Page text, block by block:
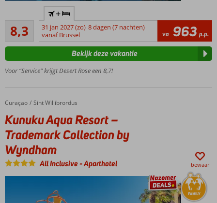
Grotendeels
gerenoveerd
in 2025!
Toplocatie
aan een
lagune
privéstrand
4 à-la-carte
Voor de
kids:
zwembad
met 6
glijbanen
8,3
Zeer goed
153
beoordelingen
+
31 jan 2027 (zo) 8 dagen (7 nachten)
vanaf Brussel
va 963 p.p.
Voor “Service” krijgt Desert Rose een 8,7!
Bekijk deze vakantie
Home
Curaçao Sint Willibrordus
Kunuku Aqua Resort – Trademark Collection by Wyndham
Kunuku Aqua Resort –
Trademark Collection by
Wyndham
All Inclusive-Aparthotel bewaar